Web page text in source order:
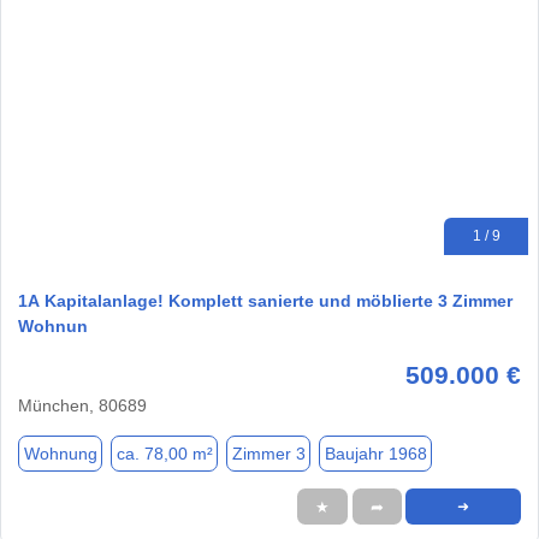
1 / 9
1A Kapitalanlage! Komplett sanierte und möblierte 3 Zimmer
Wohnun
509.000 €
München, 80689
Wohnung ca. 78,00 m² Zimmer 3 Baujahr 1968
★ ➦ ➜